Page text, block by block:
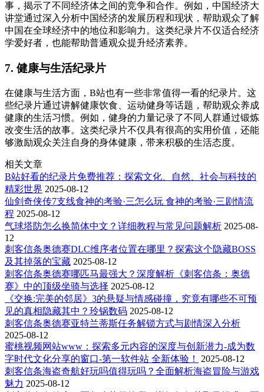
事，揭示了不同经济体之间的竞争和合作。例如，中国经济大
讲堂通过深入分析中国经济的发展历程和现状，帮助观众了解
中国在全球经济中的地位和影响力。这类纪录片不仅适合经济
学爱好者，也能帮助普通观众提升经济素养。
7. 健康与生活纪录片
在健康与生活方面，B站也有一些非常值得一看的纪录片。这
些纪录片通过讲解健康饮食、运动健身等话题，帮助观众养成
健康的生活习惯。例如，健身的力量记录了不同人群通过锻炼
改变生活的故事。这类纪录片不仅具有很高的实用价值，还能
够激励观众关注自身的身体健康，带来积极的生活态度。
相关文章
B站好看的纪录片免费推荐：探索文化、自然、社会与科技的
精彩世界 2025-08-12
仙剑奇侠传7支线食神的考验·三怎么玩 食神的考验·三剧情流
程 2025-08-12
气球塔防怎么换简体中文？详细教程与常见问题解析 2025-08-
12
刺客信条奥德赛DLC维序者位置在哪里？探索这个隐藏BOSS
及其掉落的宝藏 2025-08-12
刺客信条奥德赛哪匹马最强大？深度解析《刺客信条：奥德
赛》中的顶级坐骑与选择 2025-08-12
《交换:完美的邻居》3的悬疑与情感碰撞，究竟有哪些不可预
见的真相隐藏其中？玲锅数码 2025-08-12
刺客信条奥德赛亚特兰蒂斯任务解锁方式与剧情深入分析
2025-08-12
蜜桃视频网站www：探索多元内容的深度与创新潜力-成为数
字时代文化分享的窗口-第一软件站 全新体验！
2025-08-12
刺客信条海盗奇航好玩吗值得玩吗？全面解析海盗冒险与游戏
魅力 2025-08-12